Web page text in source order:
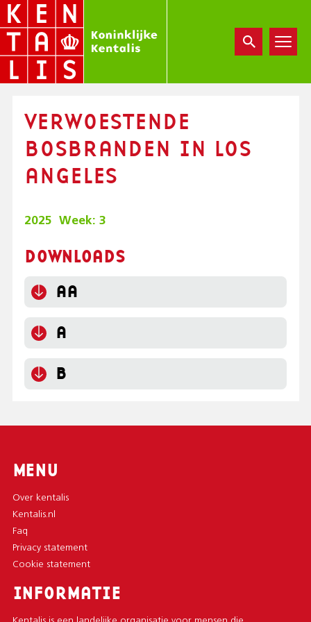
Overslaan
en
de
inhoud
VERWOESTENDE
BOSBRANDEN IN LOS
ANGELES
2025 Week: 3
DOWNLOADS
AA
A
B
MENU
Over kentalis
Kentalis.nl
Faq
Privacy statement
Cookie statement
INFORMATIE